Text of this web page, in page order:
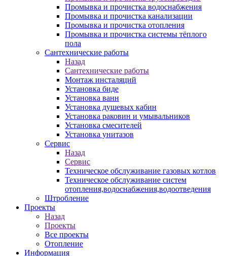
Промывка и прочистка водоснабжения
Промывка и прочистка канализации
Промывка и прочистка отопления
Промывка и прочистка системы тёплого
пола
Сантехнические работы
Назад
Сантехнические работы
Монтаж инсталяций
Установка биде
Установка ванн
Установка душевых кабин
Установка раковин и умывальников
Установка смесителей
Установка унитазов
Сервис
Назад
Сервис
Техническое обслуживание газовых котлов
Техническое обслуживание систем
отопления,водоснабжения,водоотведения
Штробление
Проекты
Назад
Проекты
Все проекты
Отопление
Информация